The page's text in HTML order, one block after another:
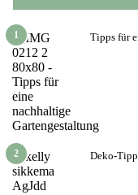
1 Tipps für
2 Deko-